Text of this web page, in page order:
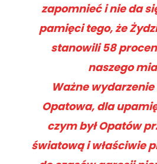
zapomnieć i nie da
pamięci tego, że
stanowili 58
naszego
Ważne
Opatowa, dla
czym był Opatów
światową i właściwie